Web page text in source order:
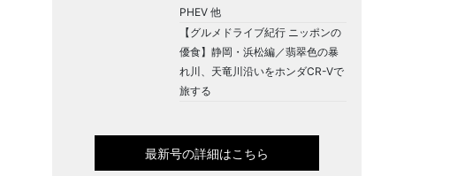
PHEV 他
【グルメドライブ紀行 ニッポンの
優食】静岡・浜松編／翡翠色の暴
れ川、天竜川沿いをホンダCR-Vで
旅する
最新号の詳細はこちら